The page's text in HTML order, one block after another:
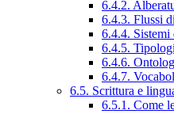
6.4.2.
6.4.3. Flussi
6.4.4.
6.4.5.
6.4.6.
6.4.7.
6.5. Scrittura e
6.5.1. Come